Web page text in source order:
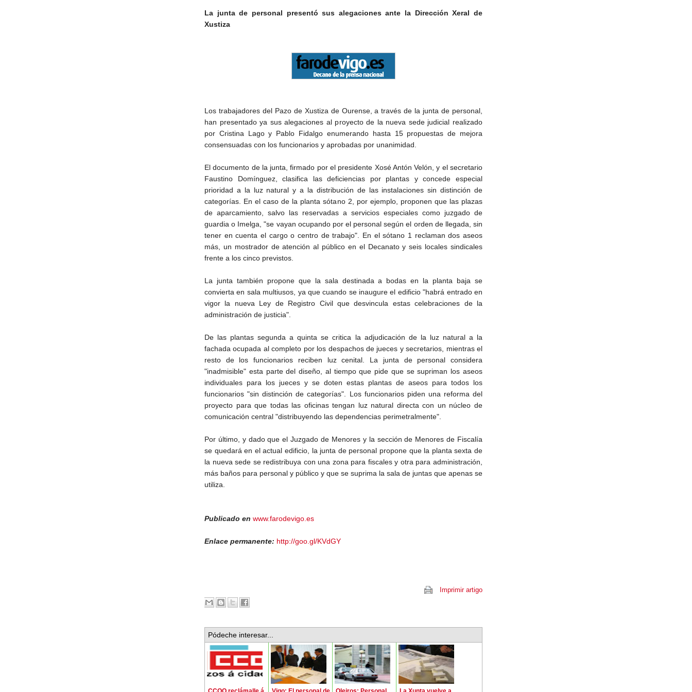
La junta de personal presentó sus alegaciones ante la Dirección Xeral de
Xustiza
Los trabajadores del Pazo de Xustiza de Ourense, a través de la junta de personal,
han presentado ya sus alegaciones al proyecto de la nueva sede judicial realizado
por Cristina Lago y Pablo Fidalgo enumerando hasta 15 propuestas de mejora
consensuadas con los funcionarios y aprobadas por unanimidad.
El documento de la junta, firmado por el presidente Xosé Antón Velón, y el secretario
Faustino Domínguez, clasifica las deficiencias por plantas y concede especial
prioridad a la luz natural y a la distribución de las instalaciones sin distinción de
categorías. En el caso de la planta sótano 2, por ejemplo, proponen que las plazas
de aparcamiento, salvo las reservadas a servicios especiales como juzgado de
guardia o Imelga, "se vayan ocupando por el personal según el orden de llegada, sin
tener en cuenta el cargo o centro de trabajo". En el sótano 1 reclaman dos aseos
más, un mostrador de atención al público en el Decanato y seis locales sindicales
frente a los cinco previstos.
La junta también propone que la sala destinada a bodas en la planta baja se
convierta en sala multiusos, ya que cuando se inaugure el edificio "habrá entrado en
vigor la nueva Ley de Registro Civil que desvincula estas celebraciones de la
administración de justicia".
De las plantas segunda a quinta se critica la adjudicación de la luz natural a la
fachada ocupada al completo por los despachos de jueces y secretarios, mientras el
resto de los funcionarios reciben luz cenital. La junta de personal considera
"inadmisible" esta parte del diseño, al tiempo que pide que se supriman los aseos
individuales para los jueces y se doten estas plantas de aseos para todos los
funcionarios "sin distinción de categorías". Los funcionarios piden una reforma del
proyecto para que todas las oficinas tengan luz natural directa con un núcleo de
comunicación central "distribuyendo las dependencias perimetralmente".
Por último, y dado que el Juzgado de Menores y la sección de Menores de Fiscalía
se quedará en el actual edificio, la junta de personal propone que la planta sexta de
la nueva sede se redistribuya con una zona para fiscales y otra para administración,
más baños para personal y público y que se suprima la sala de juntas que apenas se
utiliza.
Publicado en www.farodevigo.es
Enlace permanente: http://goo.gl/KVdGY
Imprimir artigo
Pódeche interesar...
CCOO reclámalle á Vigo: El personal de Oleiros: Personal La Xunta vuelve a